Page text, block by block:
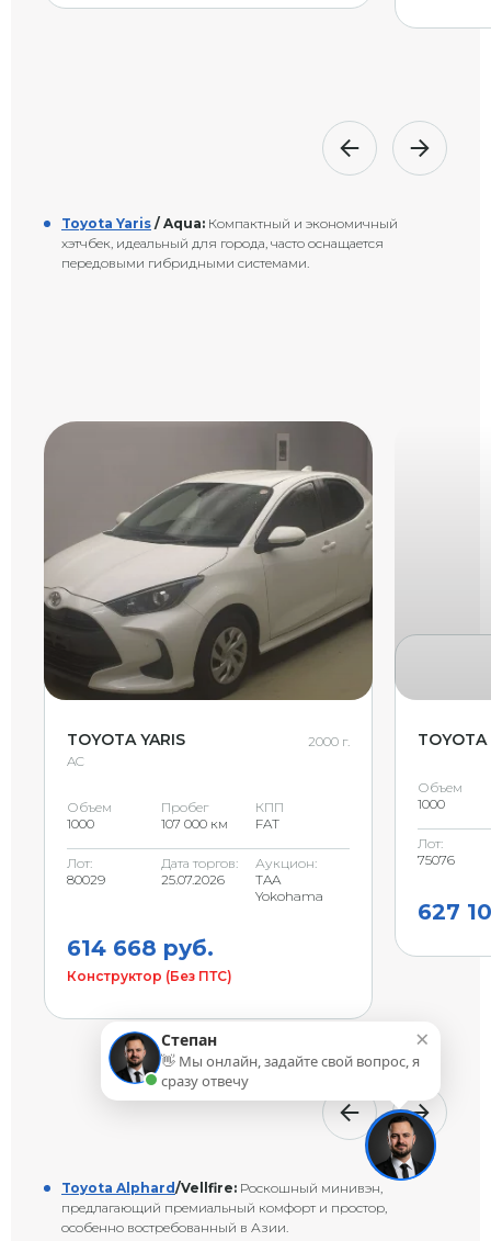
Toyota Yaris / Aqua: Компактный и экономичный
хэтчбек, идеальный для города, часто оснащается
передовыми гибридными системами.
TOYOTA YARIS
AC
2000 г.
Объем
1000
Пробег
107 000 км
КПП
FAT
Лот:
80029
Дата торгов:
25.07.2026
Аукцион:
TAA
Yokohama
614 668 руб.
Конструктор (Без ПТС)
TOYOTA
Объем
1000
Лот:
75076
627
Toyota Alphard /Vellfire: Роскошный минивэн,
предлагающий премиальный комфорт и простор,
особенно востребованный в Азии.
×
Степан
👋 Мы онлайн, задайте свой вопрос, я
сразу отвечу